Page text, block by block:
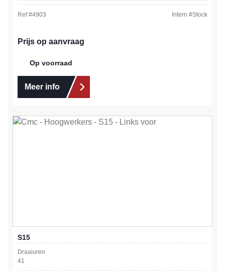
Ref #4903 Intern #Stock
Prijs op aanvraag
Op voorraad
Meer info
S15
Draaiuren
41